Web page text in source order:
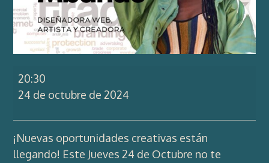
Creativas
20:30
24 de octubre de 2024
¡Nuevas oportunidades creativas están
llegando! Este Jueves 24 de Octubre no te